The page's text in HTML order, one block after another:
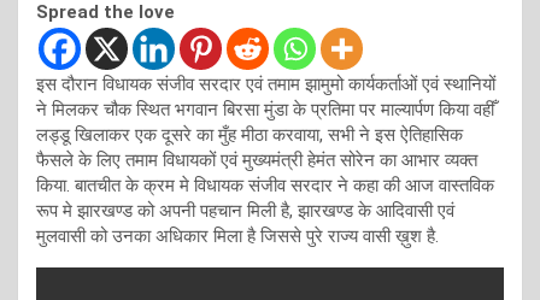
Spread the love
इस दौरान विधायक संजीव सरदार एवं तमाम झामुमो कार्यकर्ताओं एवं स्थानियों
ने मिलकर चौक स्थित भगवान बिरसा मुंडा के प्रतिमा पर माल्यार्पण किया वहीँ
लड्डू खिलाकर एक दूसरे का मुँह मीठा करवाया, सभी ने इस ऐतिहासिक
फैसले के लिए तमाम विधायकों एवं मुख्यमंत्री हेमंत सोरेन का आभार व्यक्त
किया. बातचीत के क्रम मे विधायक संजीव सरदार ने कहा की आज वास्तविक
रूप मे झारखण्ड को अपनी पहचान मिली है, झारखण्ड के आदिवासी एवं
मुलवासी को उनका अधिकार मिला है जिससे पुरे राज्य वासी ख़ुश है.